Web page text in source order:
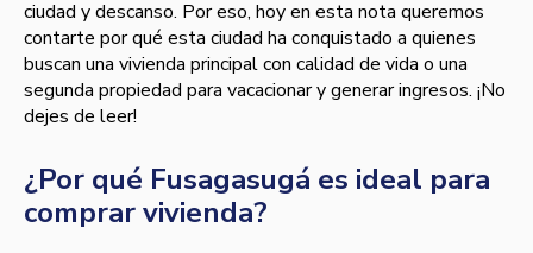
ciudad y descanso. Por eso, hoy en esta nota queremos
contarte por qué esta ciudad ha conquistado a quienes
buscan una vivienda principal con calidad de vida o una
segunda propiedad para vacacionar y generar ingresos. ¡No
dejes de leer!
¿Por qué Fusagasugá es ideal para
comprar vivienda?